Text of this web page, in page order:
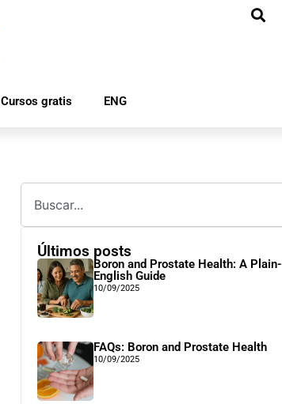
Cursos gratis ENG
Últimos posts
Boron and Prostate Health: A Plain-
English Guide
10/09/2025
FAQs: Boron and Prostate Health
10/09/2025